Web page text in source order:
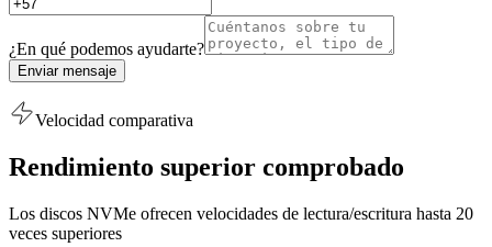
¿En qué podemos ayudarte?
Enviar mensaje
Velocidad comparativa
Rendimiento superior comprobado
Los discos NVMe ofrecen velocidades de lectura/escritura hasta 20
veces superiores